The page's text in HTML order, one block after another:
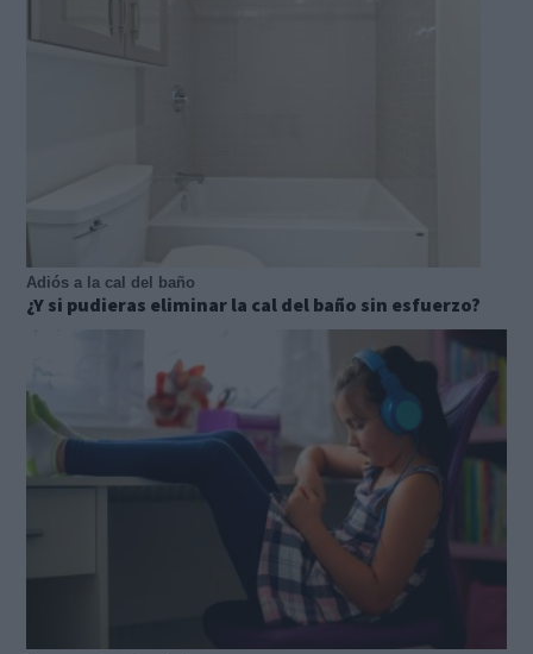
Adiós a la cal del baño
¿Y si pudieras eliminar la cal del baño sin esfuerzo?